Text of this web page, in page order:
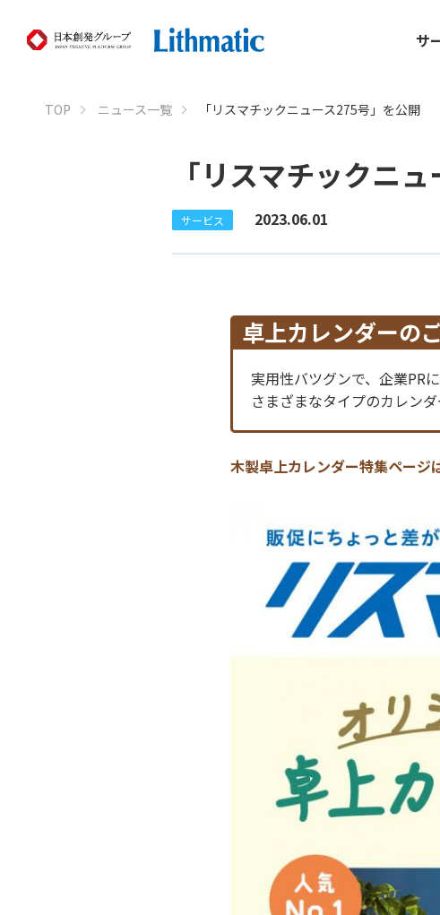
サ
TOP ニュース一覧 「リスマチックニュース275号」を公開
「リスマチックニ
サービス 2023.06.01
卓上カレンダーの
実用性バツグンで、企業PR
さまざまなタイプのカレンダ
木製卓上カレンダー特集ページ